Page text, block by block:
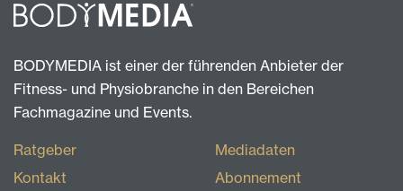
BODYMEDIA ist einer der führenden Anbieter der
Fitness- und Physiobranche in den Bereichen
Fachmagazine und Events.
Ratgeber
Kontakt
Mediadaten
Abonnement